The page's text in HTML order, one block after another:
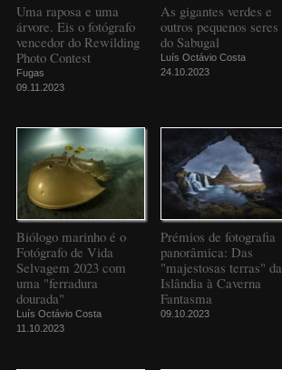
Uma raposa e uma
árvore. Eis o fotógrafo
vencedor do Rewilding
Photo Contest
Fugas
09.11.2023
As gigantes verdes e
outros pequenos seres
do Sabugal
Luís Octávio Costa
24.10.2023
Biólogo marinho é o
Fotógrafo de Vida
Selvagem 2023 com
uma "ferradura
dourada"
Luís Octávio Costa
11.10.2023
Prémios de fotografia
panorâmica: Das
"majestosas terras" da
Islândia à Caverna
Fantasma
09.10.2023